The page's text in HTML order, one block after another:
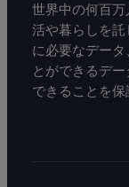
世界中の何百
活や暮らしを
に必要なデー
とができるデ
できることを保